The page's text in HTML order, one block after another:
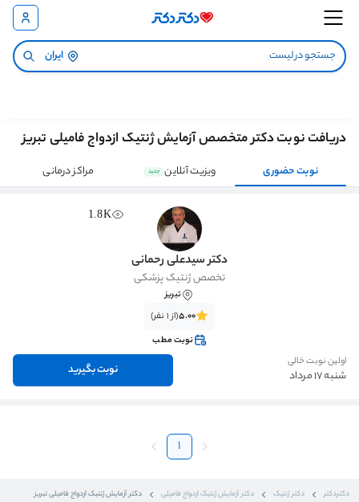
ایران
دکتردکتر دکتر ژنتیک دکتر آزمایش ژنتیک ازدواج فامیلی دکتر آزمایش ژنتیک ازدواج فامیلی تبریز
دریافت نوبت دکتر متخصص آزمایش ژنتیک ازدواج فامیلی تبریز
نوبت حضوری ویزیت آنلاین جدید مراکز درمانی
1.8K
دکتر سیدعلی رحمانی
تخصص ژنتیک پزشکی
تبریز
5.00(از 1 نفر)
نوبت مطب
اولین نوبت خالی
شنبه 17 مرداد نوبت بگیرید
1